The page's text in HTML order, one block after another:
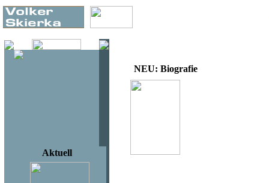
Aktuell
NEU: Biografie